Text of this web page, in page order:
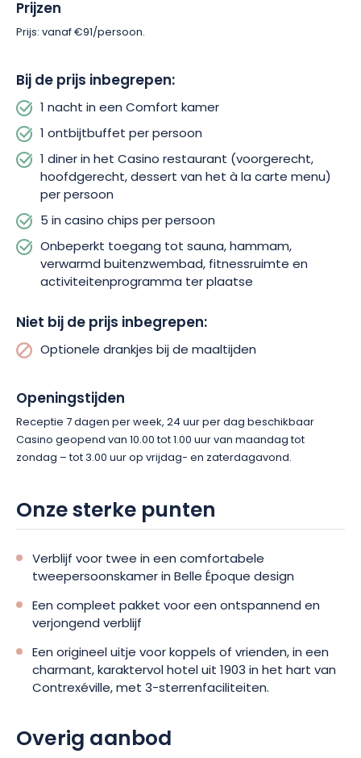
en faciliteiten helpen je om van je stress af te komen en
nieuwe energie op te doen. Andere activiteiten zijn ook
Prijzen
Prijs: vanaf €91/persoon.
Bij de prijs inbegrepen:
1 nacht in een Comfort kamer
1 ontbijtbuffet per persoon
1 diner in het Casino restaurant (voorgerecht,
hoofdgerecht, dessert van het à la carte menu)
per persoon
5 in casino chips per persoon
Onbeperkt toegang tot sauna, hammam,
verwarmd buitenzwembad, fitnessruimte en
activiteitenprogramma ter plaatse
Niet bij de prijs inbegrepen:
Optionele drankjes bij de maaltijden
Openingstijden
Receptie 7 dagen per week, 24 uur per dag beschikbaar
Casino geopend van 10.00 tot 1.00 uur van maandag tot
zondag – tot 3.00 uur op vrijdag- en zaterdagavond.
Onze sterke punten
Verblijf voor twee in een comfortabele
tweepersoonskamer in Belle Époque design
Een compleet pakket voor een ontspannend en
verjongend verblijf
Een origineel uitje voor koppels of vrienden, in een
charmant, karaktervol hotel uit 1903 in het hart van
Contrexéville, met 3-sterrenfaciliteiten.
Overig aanbod